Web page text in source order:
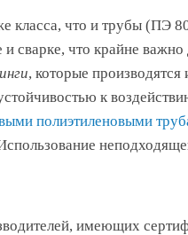
класса, что и трубы (ПЭ
сварке, что крайне важно
, которые производятся
к
полиэтиленовыми
имеющих